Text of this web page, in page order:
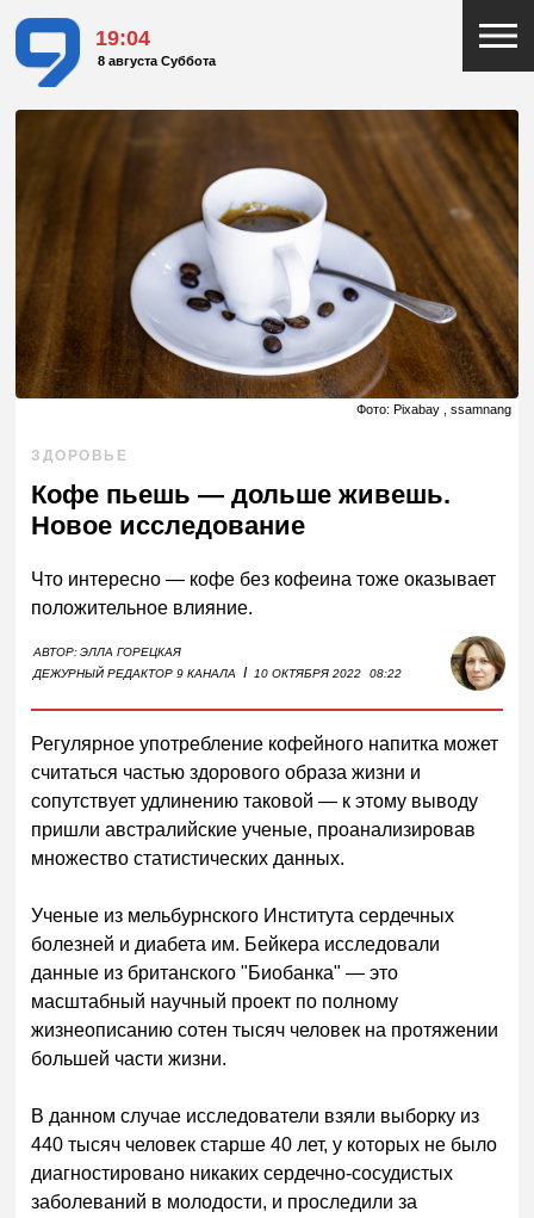
19:04
8 августа Суббота
Фото: Pixabay , ssamnang
ЗДОРОВЬЕ
Кофе пьешь — дольше живешь.
Новое исследование
Что интересно — кофе без кофеина тоже оказывает
положительное влияние.
АВТОР:ЭЛЛА ГОРЕЦКАЯ
ДЕЖУРНЫЙ РЕДАКТОР 9 КАНАЛА
I 10 ОКТЯБРЯ 2022 08:22
Регулярное употребление кофейного напитка может
считаться частью здорового образа жизни и
сопутствует удлинению таковой — к этому выводу
пришли австралийские ученые, проанализировав
множество статистических данных.
Ученые из мельбурнского Института сердечных
болезней и диабета им. Бейкера исследовали
данные из британского "Биобанка" — это
масштабный научный проект по полному
жизнеописанию сотен тысяч человек на протяжении
большей части жизни.
В данном случае исследователи взяли выборку из
440 тысяч человек старше 40 лет, у которых не было
диагностировано никаких сердечно-сосудистых
заболеваний в молодости, и проследили за